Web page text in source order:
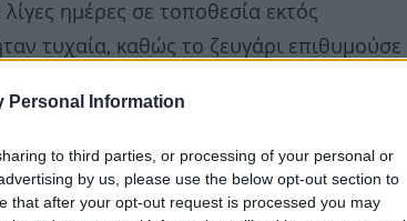
Personal Information
to third parties, or processing of your personal or
by us, please use the below opt-out section to
that after your opt-out request is processed you may
ημέρες σε τοποθεσία εκτός
τυχαία, καθώς το ζευγάρι επιθυμούσε
μία από τις πιο σημαντικές στιγμές